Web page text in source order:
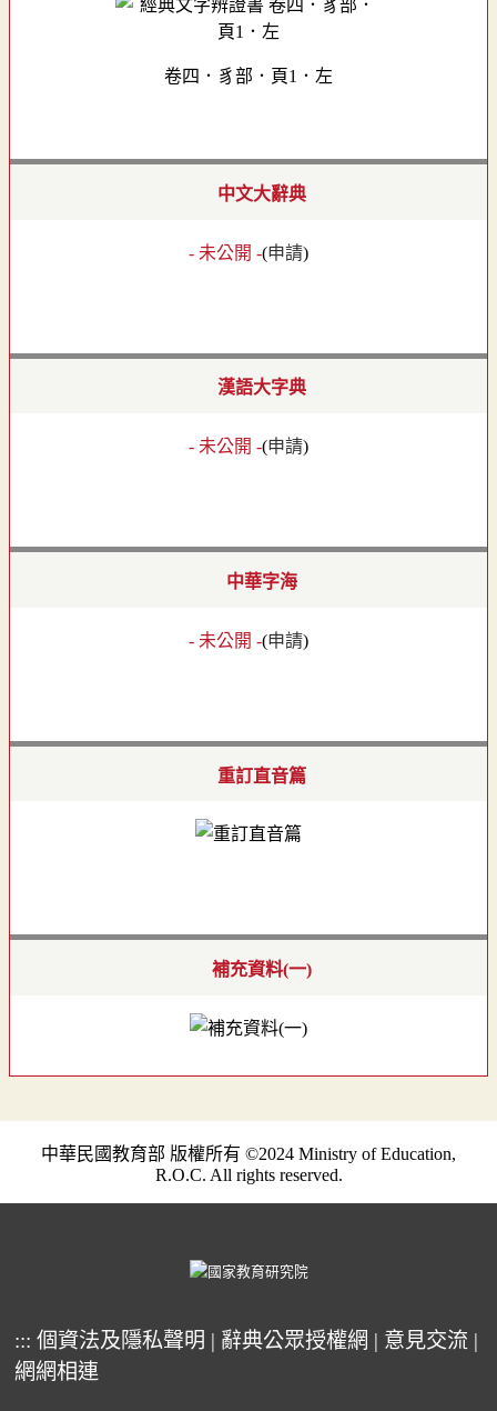
卷四．豸部．頁1．左
中文大辭典
- 未公開 -(申請)
漢語大字典
- 未公開 -(申請)
中華字海
- 未公開 -(申請)
重訂直音篇
補充資料(一)
中華民國教育部 版權所有 ©2024 Ministry of Education,
R.O.C. All rights reserved.
::: 個資法及隱私聲明 | 辭典公眾授權網 | 意見交流 |
網網相連